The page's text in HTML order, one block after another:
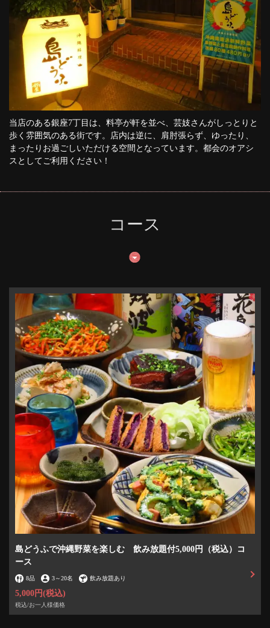
当店のある銀座7丁目は、料亭が軒を並べ、芸妓さんがしっとりと
歩く雰囲気のある街です。店内は逆に、肩肘張らず、ゆったり、
まったりお過ごしいただける空間となっています。都会のオアシ
スとしてご利用ください！
コース
島どうふで沖縄野菜を楽しむ 飲み放題付5,000円（税込）コ
ース
8品 3～20名 飲み放題あり
5,000円(税込)
税込/お一人様価格
https://shimadoufu-okinaya.owst.jp/
お店情報をコピー
閉じる